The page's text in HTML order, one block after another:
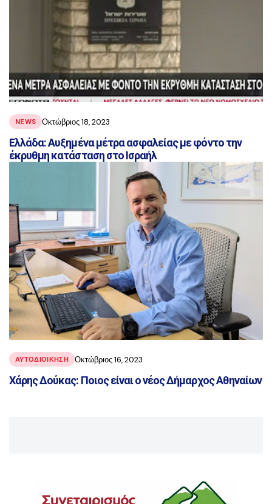
NEWS Οκτώβριος 18, 2023
Ελλάδα: Αυξημένα μέτρα ασφαλείας με φόντο την
έκρυθμη κατάσταση στο Ισραήλ
ΑΥΤΟΔΙΟΙΚΗΣΗ Οκτώβριος 16, 2023
Χάρης Δούκας: Ποιος είναι ο νέος Δήμαρχος Αθηναίων